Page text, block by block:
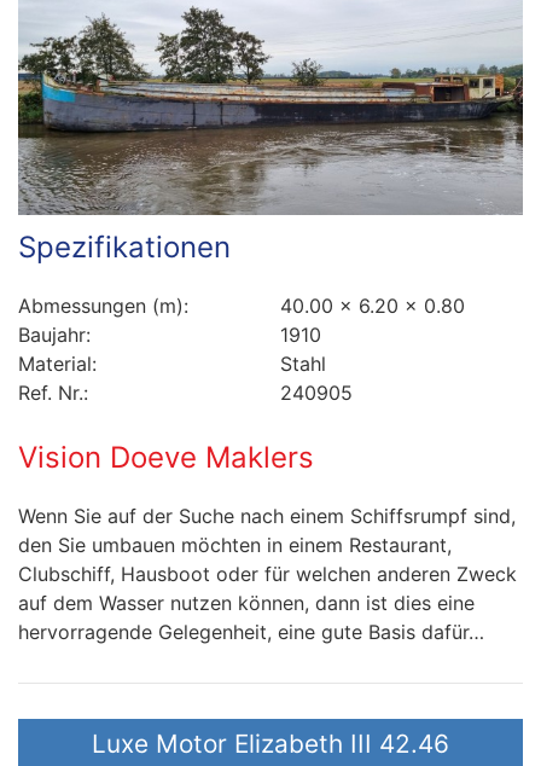
Spezifikationen
Abmessungen (m):
40.00 x 6.20 x 0.80
Baujahr:
1910
Material:
Stahl
Ref. Nr.:
240905
Vision Doeve Maklers
Wenn Sie auf der Suche nach einem Schiffsrumpf sind,
den Sie umbauen möchten in einem Restaurant,
Clubschiff, Hausboot oder für welchen anderen Zweck
auf dem Wasser nutzen können, dann ist dies eine
hervorragende Gelegenheit, eine gute Basis dafür…
Luxe Motor Elizabeth III 42.46